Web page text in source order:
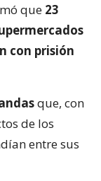
que 23
con prisión
que, con
de los
entre sus